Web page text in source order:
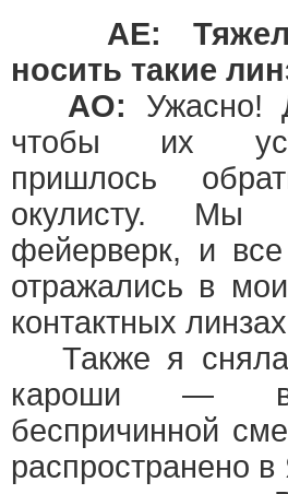
AE:
носить такие
АО:
Ужасно!
чтобы их
пришлось
окулисту. Мы
фейерверк, и
отражались в
контактных
Также я
кароши —
беспричинной
распространено